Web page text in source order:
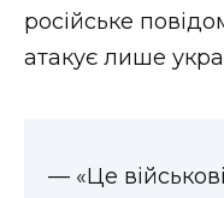
НОВИНИ
російське
атакує лише
— «Це